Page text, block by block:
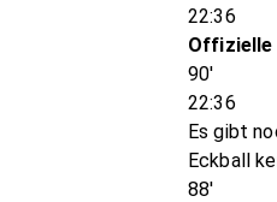
22:36
Offizielle
90'
22:36
Es gibt
Eckball
88'